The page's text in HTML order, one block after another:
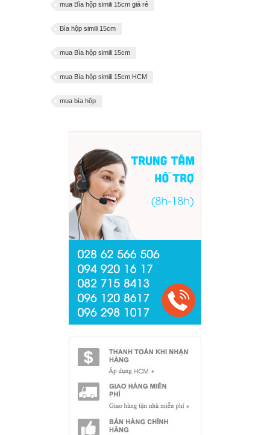
mua Bìa hộp simili 15cm giá rẻ
Bìa hộp simili 15cm
mua Bìa hộp simili 15cm
mua Bìa hộp simili 15cm HCM
mua bìa hộp